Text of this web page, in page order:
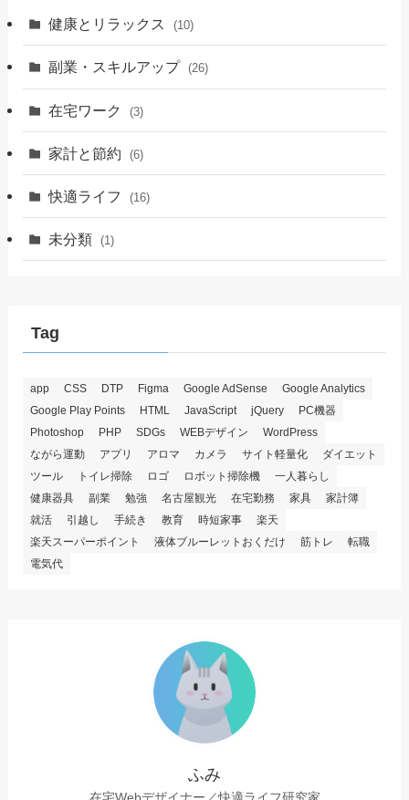
健康とリラックス (10)
副業・スキルアップ (26)
在宅ワーク (3)
家計と節約 (6)
快適ライフ (16)
未分類 (1)
Tag
app CSS DTP Figma Google AdSense
Google Analytics
Google Play Points
HTML JavaScript jQuery
PC機器
Photoshop
PHP SDGs WEBデザイン
WordPress
ながら運動
アプリ アロマ カメラ サイト軽量化
ダイエット
ツール
トイレ掃除 ロゴ ロボット掃除機
一人暮らし
健康器具
副業 勉強 名古屋観光 在宅勤務 家具
家計簿
就活
引越し 手続き 教育 時短家事
楽天
楽天スーパーポイント
液体ブルーレットおくだけ 筋トレ
転職
電気代
ふみ
在宅Webデザイナー／快適ライフ研究家